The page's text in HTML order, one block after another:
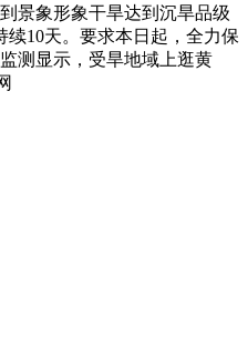
景象形象干旱达到沉旱品级
10天。要求本日起，全力保
测显示，受旱地域上逛黄